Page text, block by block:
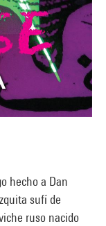
hecho a Dan
sufí de
ruso nacido